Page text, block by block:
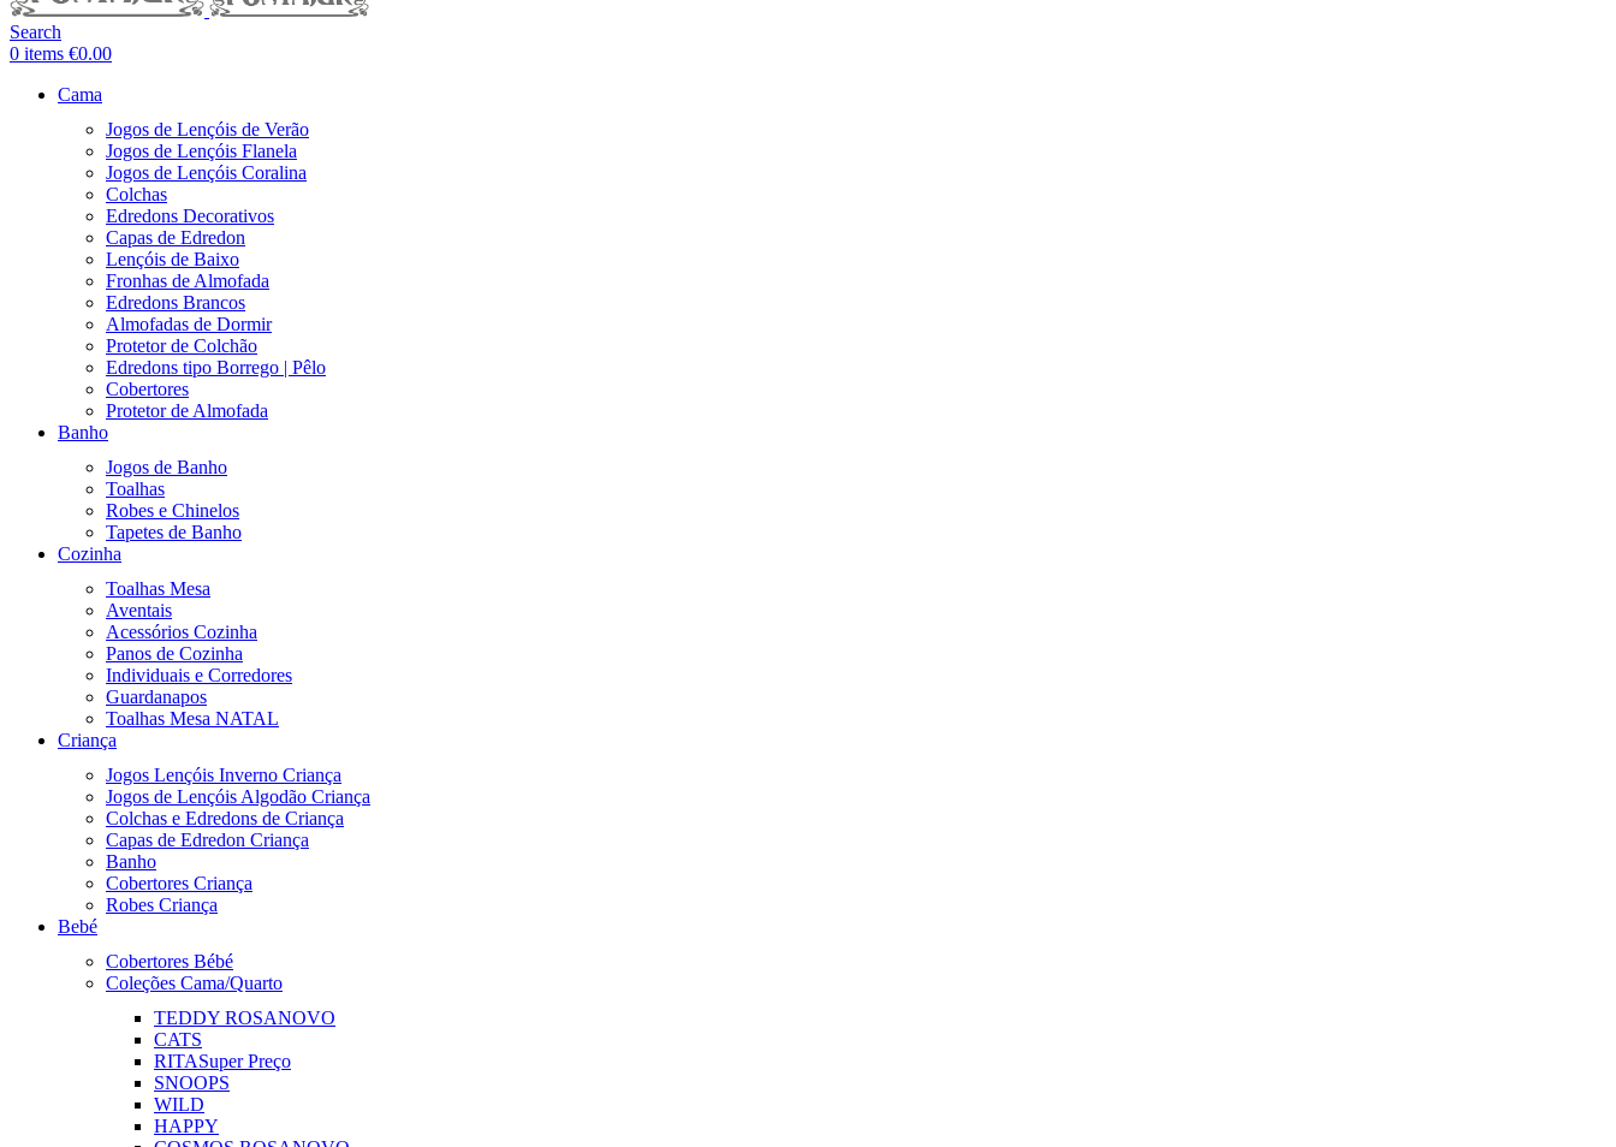
Search
0 items €0.00
Cama
Jogos de Lençóis de Verão
Jogos de Lençóis Flanela
Jogos de Lençóis Coralina
Colchas
Edredons Decorativos
Capas de Edredon
Lençóis de Baixo
Fronhas de Almofada
Edredons Brancos
Almofadas de Dormir
Protetor de Colchão
Edredons tipo Borrego | Pêlo
Cobertores
Protetor de Almofada
Banho
Jogos de Banho
Toalhas
Robes e Chinelos
Tapetes de Banho
Cozinha
Toalhas Mesa
Aventais
Acessórios Cozinha
Panos de Cozinha
Individuais e Corredores
Guardanapos
Toalhas Mesa NATAL
Criança
Jogos Lençóis Inverno Criança
Jogos de Lençóis Algodão Criança
Colchas e Edredons de Criança
Capas de Edredon Criança
Banho
Cobertores Criança
Robes Criança
Bebé
Cobertores Bébé
Coleções Cama/Quarto
TEDDY ROSANOVO
CATS
RITASuper Preço
SNOOPS
WILD
HAPPY